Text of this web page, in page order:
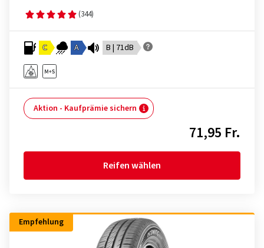
(344)
C A B | 71dB
Aktion - Kaufprämie sichern
71,95 Fr.
Reifen wählen
Empfehlung